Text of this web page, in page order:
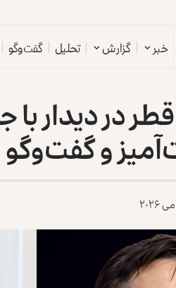
خبر گزارش تحلیل گفت‌وگو
در دیدار با
و